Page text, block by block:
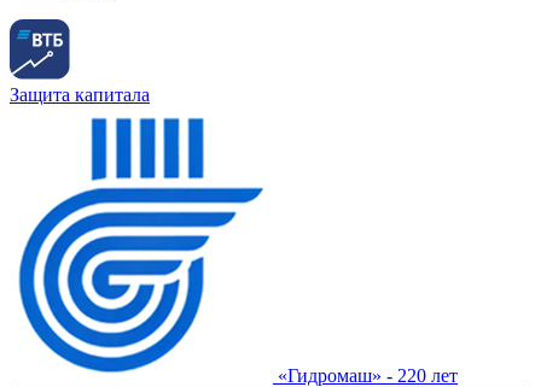
Защита капитала
«Гидромаш» - 220 лет